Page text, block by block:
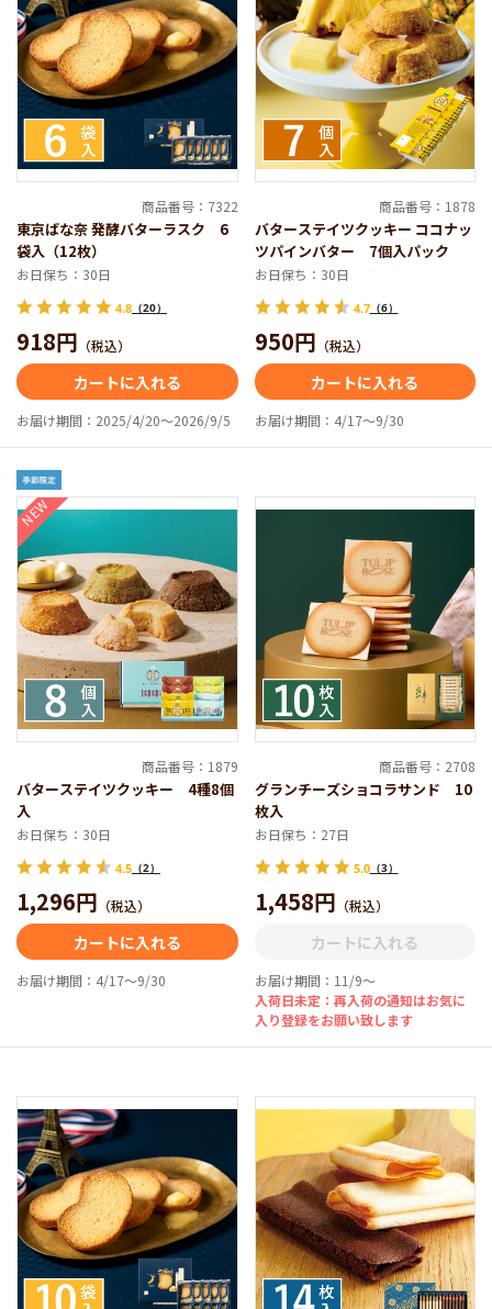
商品番号：7322
東京ばな奈 発酵バターラスク 6
袋入（12枚）
お日保ち：30日
4.8 （20）
918円 （税込）
カートに入れる
お届け期間：2025/4/20～2026/9/5
商品番号：1878
バターステイツクッキー ココナッ
ツパインバター 7個入パック
お日保ち：30日
4.7（6）
950円 （税込）
カートに入れる
お届け期間：4/17～9/30
NEW
商品番号：1879
バターステイツクッキー 4種8個
入
お日保ち：30日
4.5 （2）
1,296円 （税込）
カートに入れる
お届け期間：4/17～9/30
商品番号：2708
グランチーズショコラサンド 10
枚入
お日保ち：27日
5.0（3）
1,458円 （税込）
カートに入れる
お届け期間：11/9～
入荷日未定：再入荷の通知はお気に
入り登録をお願い致します